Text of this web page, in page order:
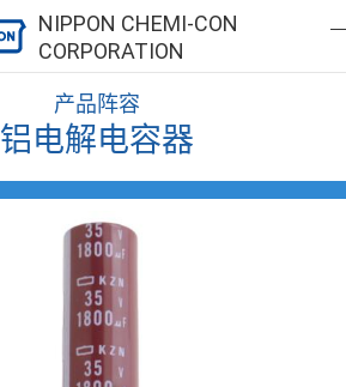
NIPPON CHEMI-CON
CORPORATION
产品阵容
铝电解电容器